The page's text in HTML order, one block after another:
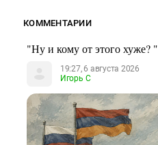
КОММЕНТАРИИ
"Ну и кому от этого хуже? "
19:27, 6 августа 2026
Игорь С